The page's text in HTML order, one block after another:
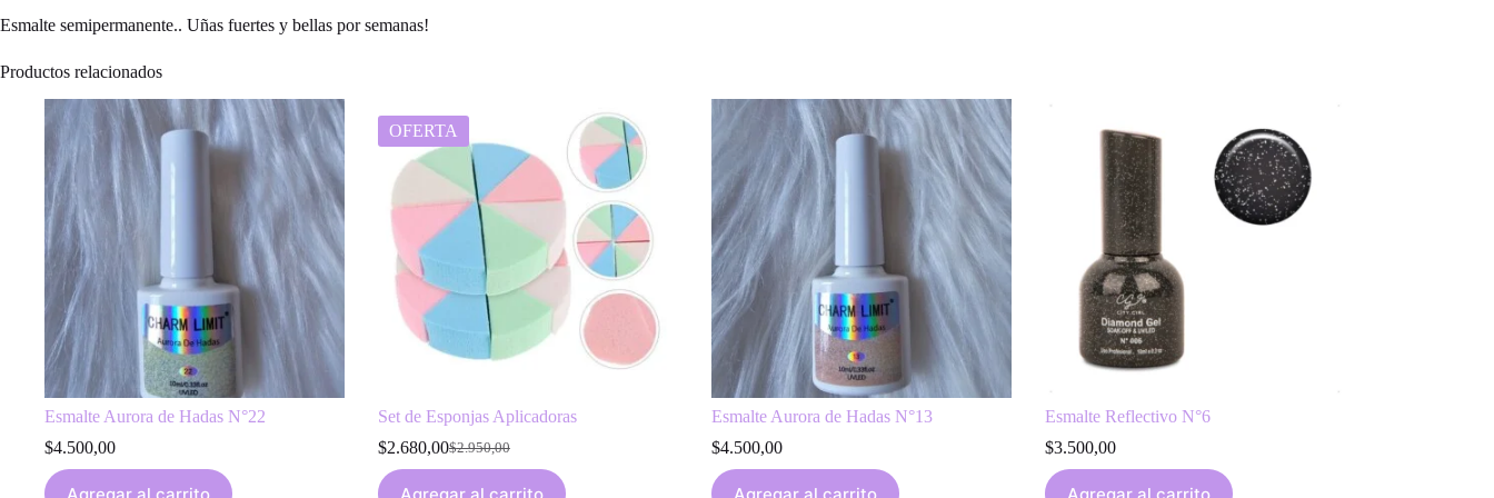
Esmalte semipermanente.. Uñas fuertes y bellas por semanas!
Productos relacionados
Esmalte Aurora de Hadas N°22
$4.500,00
OFERTA
Set de Esponjas Aplicadoras
$2.950,00
Original
$2.680,00Current
Esmalte Aurora de Hadas N°13
$4.500,00
Esmalte Reflectivo N°6
$3.500,00